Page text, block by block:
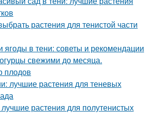
растения для тенистой части
ягоды в тени: советы и рекомендации
свежими до месяца.
плодов
лучшие растения для теневых
растения для полутенистых